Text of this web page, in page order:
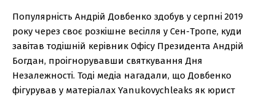
Популярність Андрій Довбенко здобув у серпні 2019
року через своє розкішне весілля у Сен-Тропе, куди
завітав тодішній керівник Офісу Президента Андрій
Богдан, проігнорувавши святкування Дня
Незалежності. Тоді медіа нагадали, що Довбенко
фігурував у матеріалах Yanukovychleaks як юрист